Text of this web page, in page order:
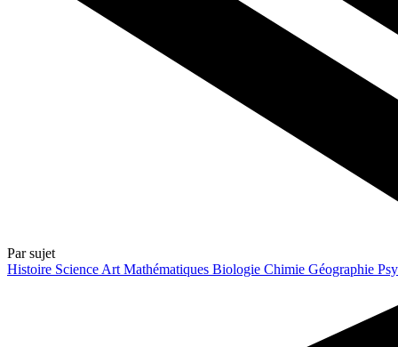
Par sujet
Histoire Science Art Mathématiques Biologie Chimie Géographie